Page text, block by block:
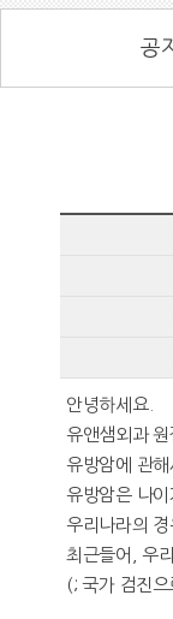
공
안녕하세요.
유앤샘외과
유방암에 관해
유방암은 나
우리나라의
최근들어, 우
(; 국가 검진